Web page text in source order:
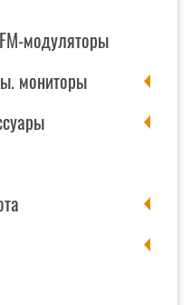
модуляторы
мониторы